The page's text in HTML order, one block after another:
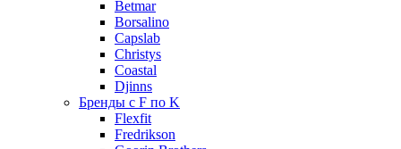
Betmar
Borsalino
Capslab
Christys
Coastal
Djinns
Бренды с F по K
Flexfit
Fredrikson